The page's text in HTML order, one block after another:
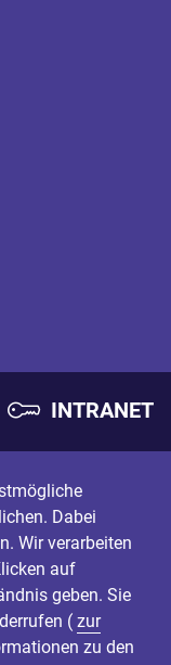
INTRANET
Dabei
Wir verarbeiten
auf
geben. Sie
( zur
zu den